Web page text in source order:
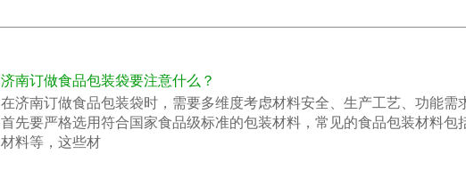
济南订做食品包装袋要注意什么？
在济南订做食品包装袋时，需要多维度考虑材料安全、生产工艺、功能需
首先要严格选用符合国家食品级标准的包装材料，常见的食品包装材料包
材料等，这些材